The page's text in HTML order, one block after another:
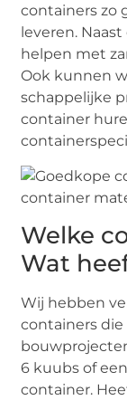
containers zo
leveren.
helpen met
Ook kunnen
schappelijke
container
Welke
Wat
Wij hebben
containers die
6 kuubs of
container.